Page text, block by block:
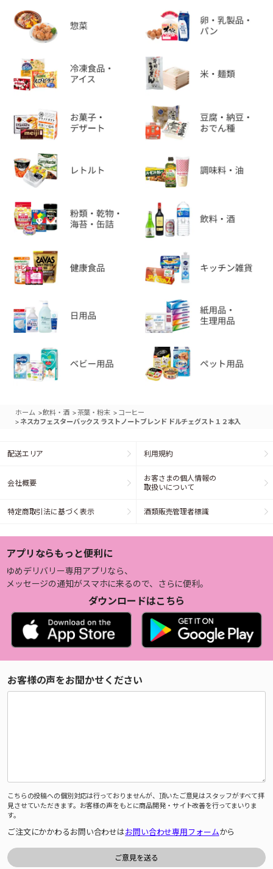
ホーム >飲料・酒 >茶葉・粉末 > コーヒー
> ネスカフェスターバックス ラストノートブレンド ドルチェグスト１２本入
配送エリア 利用規約
会社概要
お客さまの個人情報の
取扱いについて
特定商取引法に基づく表示 酒類販売管理者標識
アプリならもっと便利に
ゆめデリバリー専用アプリなら、
メッセージの通知がスマホに来るので、さらに便利。
ダウンロードはこちら
お客様の声をお聞かせください
こちらの投稿への個別対応は行っておりませんが、頂いたご意見はスタッフがすべて拝
見させていただきます。お客様の声をもとに商品開発・サイト改善を行ってまいりま
す。
ご注文にかかわるお問い合わせはお問い合わせ専用フォームから